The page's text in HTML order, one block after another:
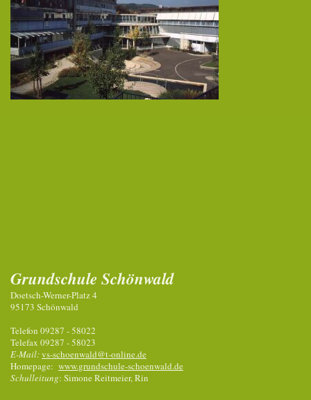
Grundschule Schönwald
Doetsch-Werner-Platz 4
95173 Schönwald
Telefon 09287 - 58022
Telefax 09287 - 58023
E-Mail:vs-schoenwald@t-online.de
Homepage: www.grundschule-schoenwald.de
Schulleitung: Simone Reitmeier, Rin